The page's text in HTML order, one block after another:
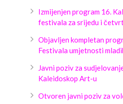
Izmijenjen program 16.
festivala za srijedu i
Objavljen kompletan
Festivala umjetnosti
Javni poziv za
Kaleidoskop Art-u
Otvoren javni poziv za